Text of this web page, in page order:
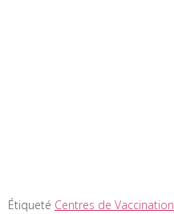
Étiqueté Centres de Vaccination